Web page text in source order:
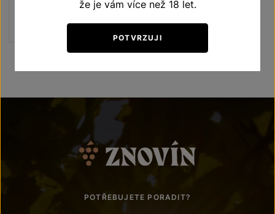
1140 Kč
POTŘEBUJETE PORADIT?
že je vám více než 18 let.
POTVRZUJI